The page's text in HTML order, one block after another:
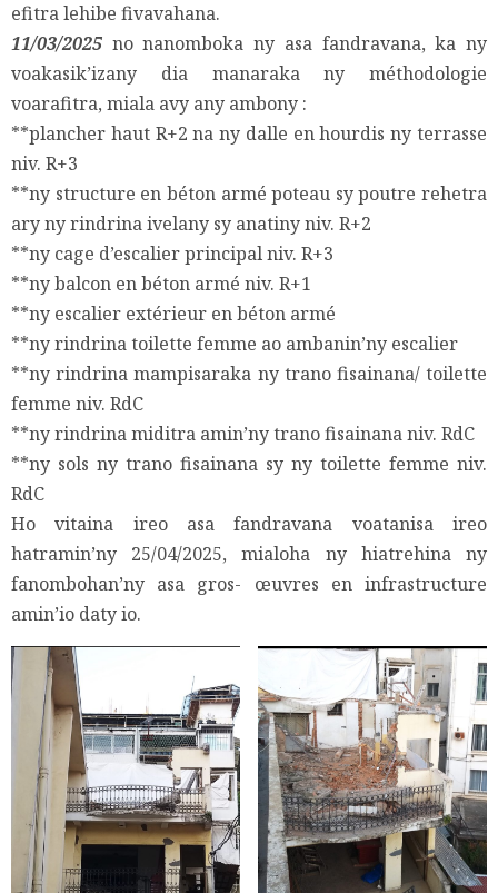
efitra lehibe fivavahana.
11/03/2025 no nanomboka ny asa fandravana, ka ny
voakasik’izany dia manaraka ny méthodologie
voarafitra, miala avy any ambony :
**plancher haut R+2 na ny dalle en hourdis ny terrasse
niv. R+3
**ny structure en béton armé poteau sy poutre rehetra
ary ny rindrina ivelany sy anatiny niv. R+2
**ny cage d’escalier principal niv. R+3
**ny balcon en béton armé niv. R+1
**ny escalier extérieur en béton armé
**ny rindrina toilette femme ao ambanin’ny escalier
**ny rindrina mampisaraka ny trano fisainana/ toilette
femme niv. RdC
**ny rindrina miditra amin’ny trano fisainana niv. RdC
**ny sols ny trano fisainana sy ny toilette femme niv.
RdC
Ho vitaina ireo asa fandravana voatanisa ireo
hatramin’ny 25/04/2025, mialoha ny hiatrehina ny
fanombohan’ny asa gros- œuvres en infrastructure
amin’io daty io.